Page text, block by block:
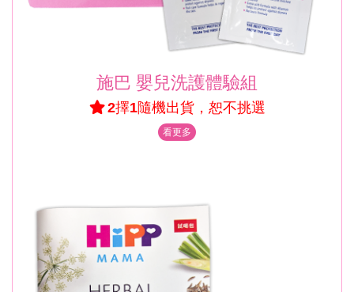
施巴 嬰兒洗護體驗組
2擇1隨機出貨，恕不挑選
看更多